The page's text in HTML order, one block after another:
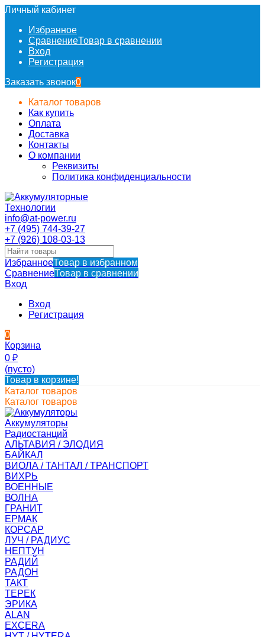
Личный кабинет
Избранное
СравнениеТовар в сравнении
Вход
Регистрация
Заказать звонок0
Каталог товаров
Как купить
Оплата
Доставка
Контакты
О компании
Реквизиты
Политика конфиденциальности
info@at-power.ru
+7 (495) 744-39-27
+7 (926) 108-03-13
ИзбранноеТовар в избранном
СравнениеТовар в сравнении
Вход
Вход
Регистрация
0
Корзина
0 ₽
(пусто)
Товар в корзине!
Каталог товаров
Каталог товаров
Аккумуляторы
Радиостанций
АЛЬТАВИЯ / ЭЛОДИЯ
БАЙКАЛ
ВИОЛА / ТАНТАЛ / ТРАНСПОРТ
ВИХРЬ
ВОЕННЫЕ
ВОЛНА
ГРАНИТ
ЕРМАК
КОРСАР
ЛУЧ / РАДИУС
НЕПТУН
РАДИЙ
РАДОН
ТАКТ
ТЕРЕК
ЭРИКА
ALAN
EXCERA